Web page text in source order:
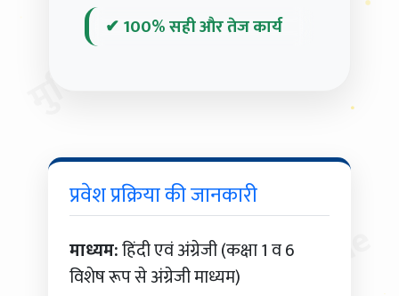
✔ 100% सही और तेज कार्य
प्रवेश प्रक्रिया की जानकारी
माध्यम:हिंदी एवं अंग्रेजी (कक्षा 1 व 6
विशेष रूप से अंग्रेजी माध्यम)